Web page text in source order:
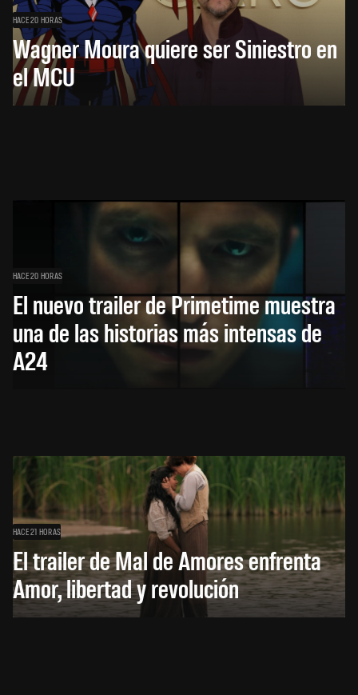
HACE 20 HORAS
Wagner Moura quiere ser Siniestro en
el MCU
HACE 20 HORAS
El nuevo trailer de Primetime muestra
una de las historias más intensas de
A24
HACE 21 HORAS
El trailer de Mal de Amores enfrenta
Amor, libertad y revolución